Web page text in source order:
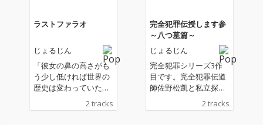
ラストファラオ
じょるじん
「彼女の鼻の高さがも
う少し低ければ世界の
歴史は変わっていた」
き、時の為政者を次々
2 tracks
完全犯罪伝授します参
～八つ墓篇～
じょるじん
完全犯罪シリーズ3作
目です。完全犯罪伝道
師佐野松凱と私立探偵
金田一耕助についに決
着がつきます。
2 tracks